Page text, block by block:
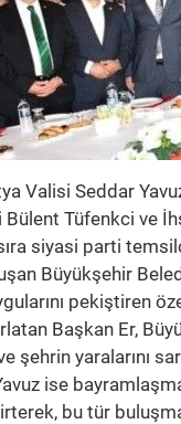
Valisi Seddar
Tüfenkci ve
siyasi parti
Büyükşehir
pekiştiren
Başkan Er,
ve şehrin
ise
bu tür